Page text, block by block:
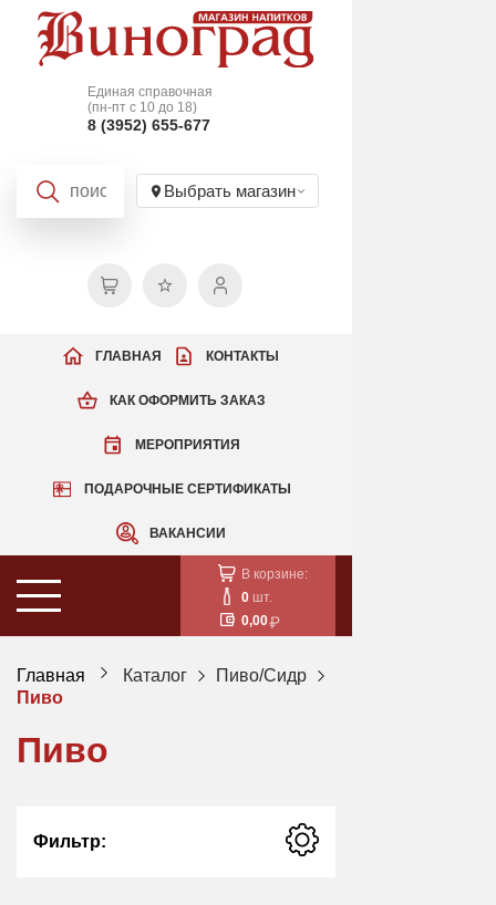
Единая справочная
(пн-пт с 10 до 18)
8 (3952) 655-677
Выбрать магазин
КАК ОФОРМИТЬ ЗАКАЗ
МЕРОПРИЯТИЯ
ПОДАРОЧНЫЕ СЕРТИФИКАТЫ
ВАКАНСИИ
ГЛАВНАЯ КОНТАКТЫ
В корзине:
0 шт.
0,00
Главная Каталог
Пиво/Сидр
Пиво
Пиво
Фильтр: